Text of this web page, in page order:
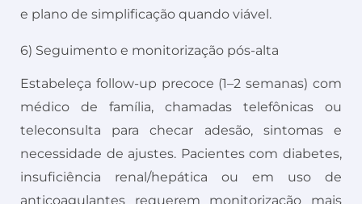
e plano de simplificação quando viável.
6) Seguimento e monitorização pós-alta
Estabeleça follow-up precoce (1–2 semanas) com
médico de família, chamadas telefônicas ou
teleconsulta para checar adesão, sintomas e
necessidade de ajustes. Pacientes com diabetes,
insuficiência renal/hepática ou em uso de
anticoagulantes requerem monitorização mais